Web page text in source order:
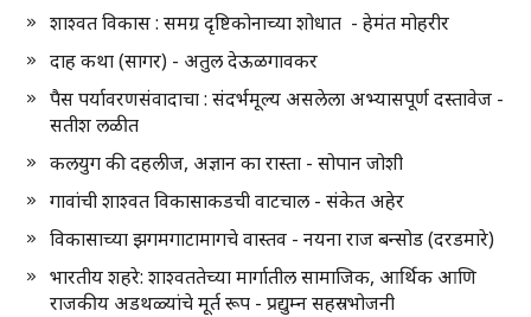
शाश्वत विकास : समग्र दृष्टिकोनाच्या शोधात - हेमंत मोहरीर
दाह कथा (सागर) - अतुल देऊळगावकर
पैस पर्यावरणसंवादाचा : संदर्भमूल्य असलेला अभ्यासपूर्ण दस्तावेज -
सतीश लळीत
कलयुग की दहलीज, अज्ञान का रास्ता - सोपान जोशी
गावांची शाश्वत विकासाकडची वाटचाल - संकेत अहेर
विकासाच्या झगमगाटामागचे वास्तव - नयना राज बन्सोड (दरडमारे)
भारतीय शहरे: शाश्वततेच्या मार्गातील सामाजिक, आर्थिक आणि
राजकीय अडथळ्यांचे मूर्त रूप - प्रद्युम्न सहस्रभोजनी